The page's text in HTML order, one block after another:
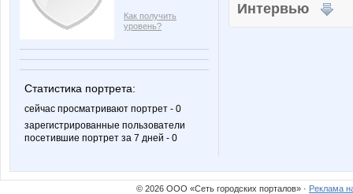
Как получить
уровень?
Статистика портрета:
сейчас просматривают портрет - 0
зарегистрированные пользователи
посетившие портрет за 7 дней - 0
Интервью
© 2026 ООО «Сеть городских порталов» · Реклама